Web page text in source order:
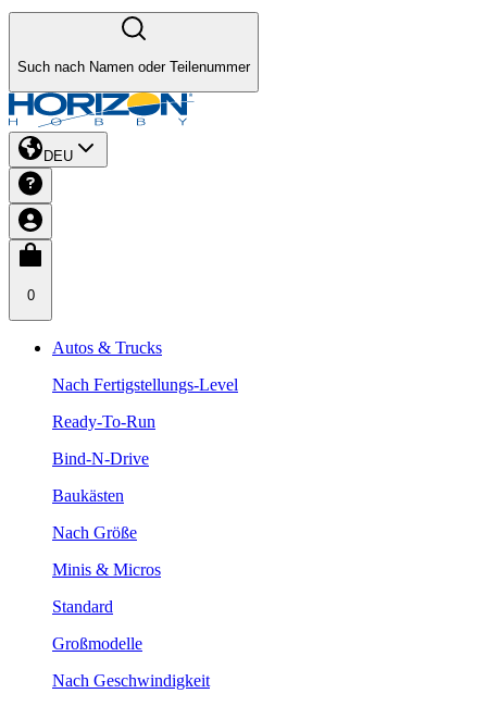
Such nach Namen oder Teilenummer
DEU
0
Autos & Trucks
Nach Fertigstellungs-Level
Ready-To-Run
Bind-N-Drive
Baukästen
Nach Größe
Minis & Micros
Standard
Großmodelle
Nach Geschwindigkeit